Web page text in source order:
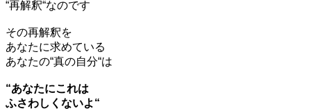
“再解釈“なのです
その再解釈を
あなたに求めている
あなたの“真の自分“は
“あなたにこれは
ふさわしくないよ“